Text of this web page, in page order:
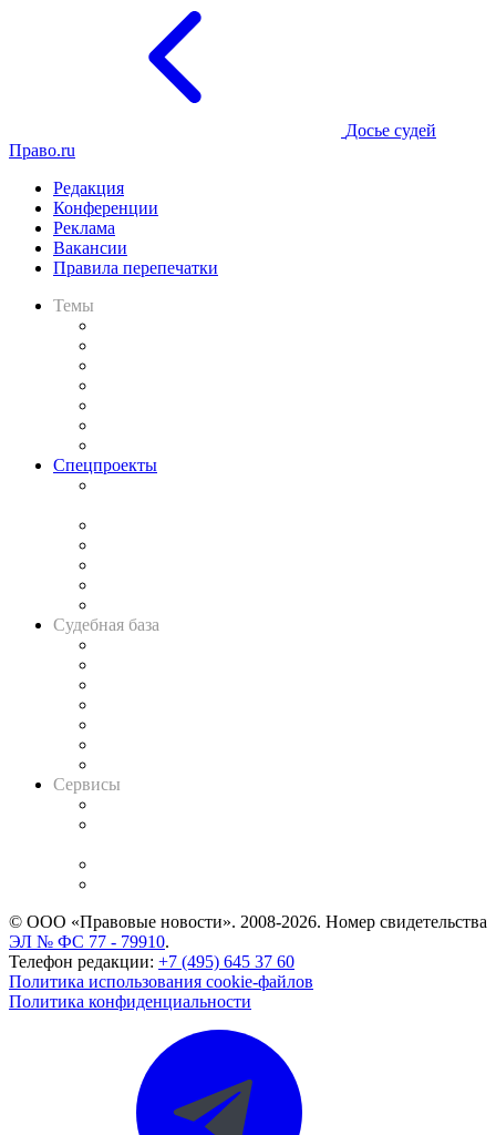
Досье судей
Право.ru
Редакция
Конференции
Реклама
Вакансии
Правила перепечатки
Темы
Спецпроекты
Судебная база
Сервисы
© ООО «Правовые новости». 2008-2026. Номер свидетельства
ЭЛ № ФС 77 - 79910.
Телефон редакции: +7 (495) 645 37 60
Политика использования cookie-файлов
Политика конфиденциальности